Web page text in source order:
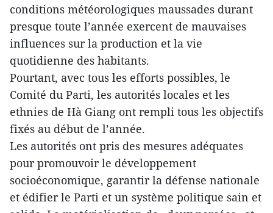
conditions météorologiques maussades durant
presque toute l’année exercent de mauvaises
influences sur la production et la vie
quotidienne des habitants.
Pourtant, avec tous les efforts possibles, le
Comité du Parti, les autorités locales et les
ethnies de Hà Giang ont rempli tous les objectifs
fixés au début de l’année.
Les autorités ont pris des mesures adéquates
pour promouvoir le développement
socioéconomique, garantir la défense nationale
et édifier le Parti et un système politique sain et